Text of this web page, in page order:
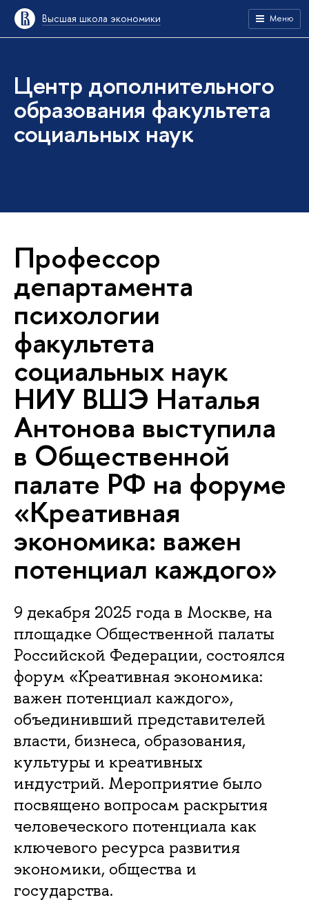
Высшая школа экономики Меню
Центр дополнительного
образования факультета
социальных наук
Профессор
департамента
психологии
факультета
социальных наук
НИУ ВШЭ Наталья
Антонова выступила
в Общественной
палате РФ на форуме
«Креативная
экономика: важен
потенциал каждого»
9 декабря 2025 года в Москве, на
площадке Общественной палаты
Российской Федерации, состоялся
форум «Креативная экономика:
важен потенциал каждого»,
объединивший представителей
власти, бизнеса, образования,
культуры и креативных
индустрий. Мероприятие было
посвящено вопросам раскрытия
человеческого потенциала как
ключевого ресурса развития
экономики, общества и
государства.